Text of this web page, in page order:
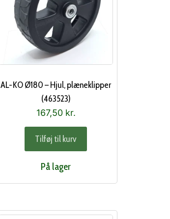
AL-KO Ø180 – Hjul, plæneklipper
(463523)
167,50 kr.
Tilføj til kurv
På lager